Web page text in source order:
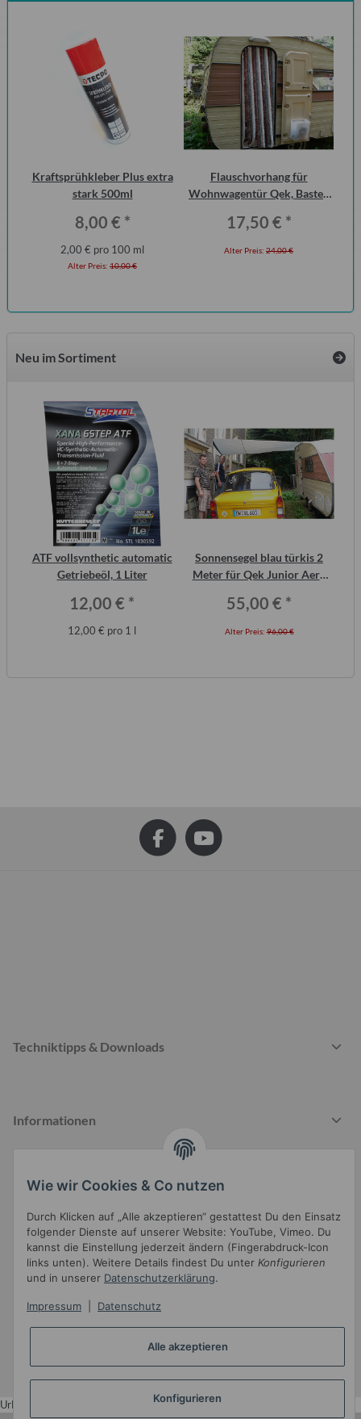
Kraftsprühkleber Plus extra
stark 500ml
8,00 € *
2,00 € pro 100 ml
Alter Preis: 10,00 €
Flauschvorhang für
Wohnwagentür Qek, Bastei,
17,50 € *
Alter Preis: 24,00 €
Neu im Sortiment
ATF vollsynthetic automatic
Getriebeöl, 1 Liter
12,00 € *
12,00 € pro 1 l
Sonnensegel blau türkis 2
Meter für Qek Junior Aero
55,00 € *
Alter Preis:96,00 €
Techniktipps & Downloads
Informationen
Gesetzliche Informationen
Widerrufsbutton
• Powered byJTL-Shop • JTL5-Template mit von Templatix
Wie wir Cookies & Co nutzen
Durch Klicken auf „Alle akzeptieren“ gestattest Du den Einsatz
folgender Dienste auf unserer Website: YouTube, Vimeo. Du
kannst die Einstellung jederzeit ändern (Fingerabdruck-Icon
links unten). Weitere Details findest Du unter Konfigurieren
und in unserer Datenschutzerklärung.
Impressum Datenschutz
Alle akzeptieren
Konfigurieren
Urlaub